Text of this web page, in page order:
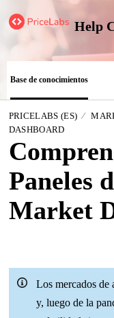
Help
Base de conocimientos
PRICELABS (ES)
DASHBOARD
Paneles
Market
Los mercados de
y, luego de la